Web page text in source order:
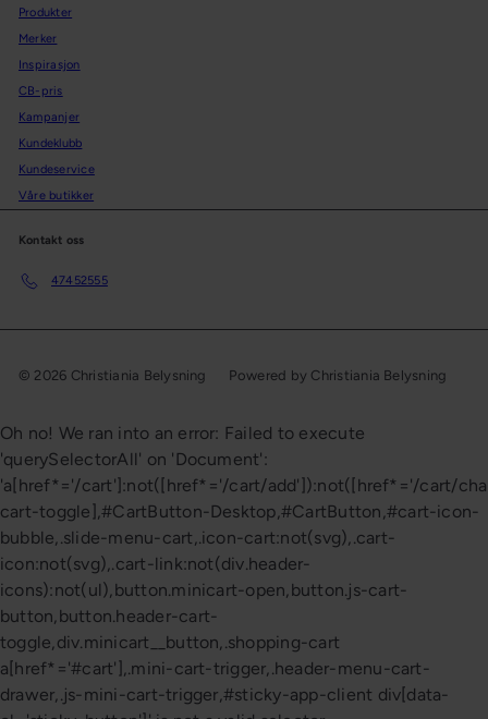
Produkter
Merker
Inspirasjon
CB-pris
Kampanjer
Kundeklubb
Kundeservice
Våre butikker
Kontakt oss
47452555
© 2026 Christiania Belysning Powered by Christiania Belysning
Oh no! We ran into an error: Failed to execute
'querySelectorAll' on 'Document':
'a[href*='/cart']:not([href*='/cart/add']):not([href*='/cart/
cart-toggle],#CartButton-Desktop,#CartButton,#cart-icon-
bubble,.slide-menu-cart,.icon-cart:not(svg),.cart-
icon:not(svg),.cart-link:not(div.header-
icons):not(ul),button.minicart-open,button.js-cart-
button,button.header-cart-
toggle,div.minicart__button,.shopping-cart
a[href*='#cart'],.mini-cart-trigger,.header-menu-cart-
drawer,.js-mini-cart-trigger,#sticky-app-client div[data-